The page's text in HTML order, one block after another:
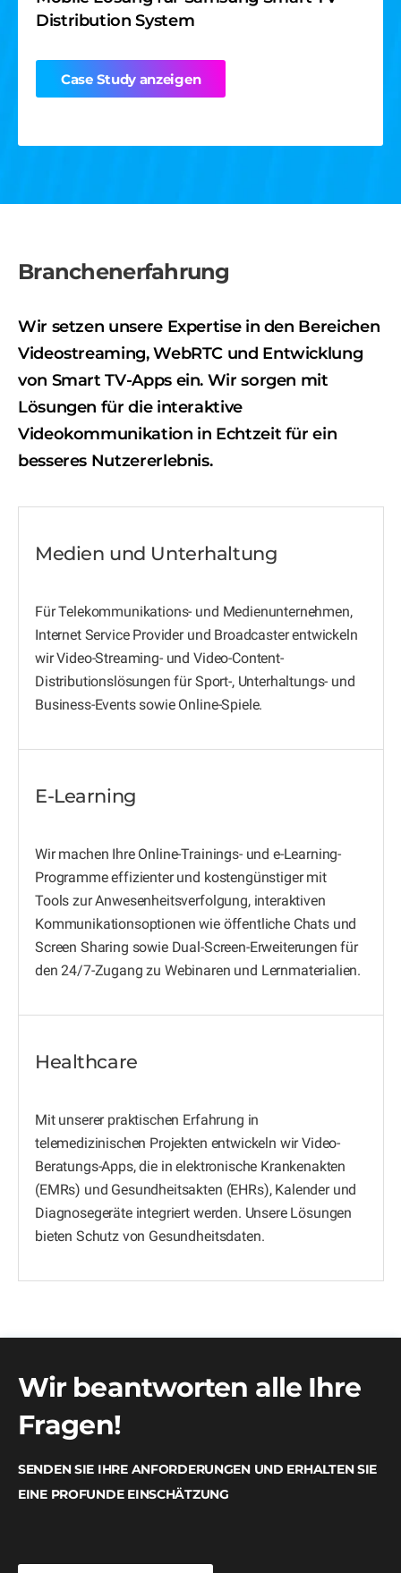
Distribution System
Case Study anzeigen
Case Study anzeigen
Instant Messenger für Live-Streaming,
ein einzigartiges
Möglichkeit, Selfs in
Veranstaltungsfotos
CASE STUDY
Streaming
Case Study anzeigen
Branchenerfahrung
Wir setzen unsere Expertise in den Bereichen
Videostreaming, WebRTC und Entwicklung
von Smart TV-Apps ein. Wir sorgen mit
Lösungen für die interaktive
Videokommunikation in Echtzeit für ein
besseres Nutzererlebnis.
Medien und Unterhaltung
Für Telekommunikations- und Medienunternehmen,
Internet Service Provider und Broadcaster entwickeln
wir Video-Streaming- und Video-Content-
Distributionslösungen für Sport-, Unterhaltungs- und
Business-Events sowie Online-Spiele.
E-Learning
Wir machen Ihre Online-Trainings- und e-Learning-
Programme effizienter und kostengünstiger mit
Tools zur Anwesenheitsverfolgung, interaktiven
Kommunikationsoptionen wie öffentliche Chats und
Screen Sharing sowie Dual-Screen-Erweiterungen für
den 24/7-Zugang zu Webinaren und Lernmaterialien.
Healthcare
Mit unserer praktischen Erfahrung in
telemedizinischen Projekten entwickeln wir Video-
Beratungs-Apps, die in elektronische Krankenakten
(EMRs) und Gesundheitsakten (EHRs), Kalender und
Diagnosegeräte integriert werden. Unsere Lösungen
bieten Schutz von Gesundheitsdaten.
Wir beantworten alle Ihre
Fragen!
SENDEN SIE IHRE ANFORDERUNGEN UND ERHALTEN SIE
EINE PROFUNDE EINSCHÄTZUNG